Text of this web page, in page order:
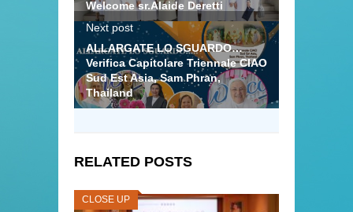
Welcome sr.Alaide Deretti
Next post
ALLARGATE LO SGUARDO…
Verifica Capitolare Triennale CIAO
Sud Est Asia, Sam Phran,
Thailand
RELATED POSTS
CLOSE UP